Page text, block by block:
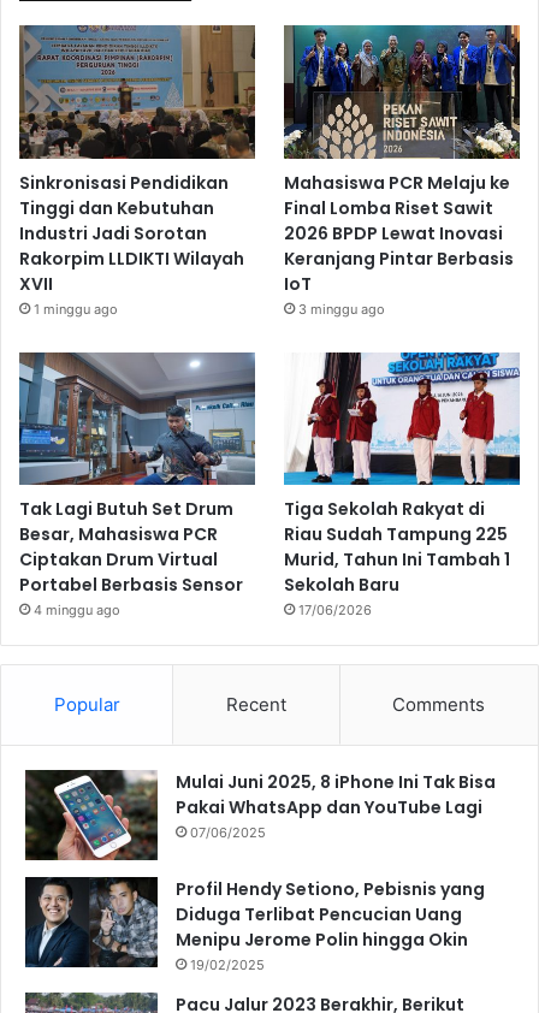
Sinkronisasi Pendidikan
Tinggi dan Kebutuhan
Industri Jadi Sorotan
Rakorpim LLDIKTI Wilayah
XVII
1 minggu ago
Mahasiswa PCR Melaju ke
Final Lomba Riset Sawit
2026 BPDP Lewat Inovasi
Keranjang Pintar Berbasis
IoT
3 minggu ago
Tak Lagi Butuh Set Drum
Besar, Mahasiswa PCR
Ciptakan Drum Virtual
Portabel Berbasis Sensor
4 minggu ago
Tiga Sekolah Rakyat di
Riau Sudah Tampung 225
Murid, Tahun Ini Tambah 1
Sekolah Baru
17/06/2026
Popular Recent Comments
Mulai Juni 2025, 8 iPhone Ini Tak Bisa
Pakai WhatsApp dan YouTube Lagi
07/06/2025
Profil Hendy Setiono, Pebisnis yang
Diduga Terlibat Pencucian Uang
Menipu Jerome Polin hingga Okin
19/02/2025
Pacu Jalur 2023 Berakhir, Berikut